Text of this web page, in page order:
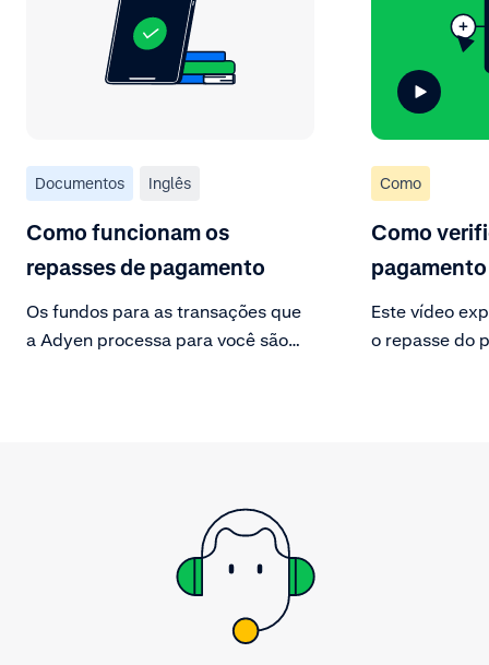
Documentos Inglês
Como funcionam os
repasses de pagamento
Os fundos para as transações que
a Adyen processa para você são
Como
Como
Este vídeo
o repasse do